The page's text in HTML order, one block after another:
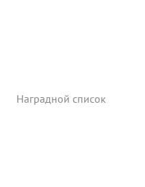
Наградной список